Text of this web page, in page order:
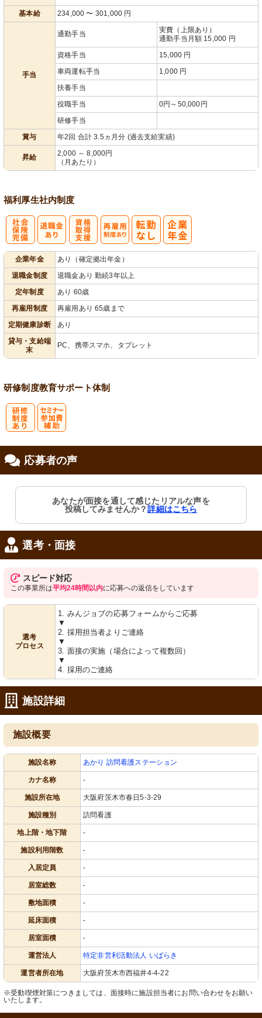
基本給 234,000 〜 301,000 円
手当
通勤手当
実費（上限あり）
通勤手当月額 15,000 円
資格手当
15,000 円
車両運転手当
1,000 円
扶養手当
役職手当
0円～50,000円
研修手当
賞与
年2回 合計 3.5ヵ月分 (過去支給実績)
昇給
2,000 ～ 8,000円
（月あたり）
福利厚生社内制度
企業年金
あり（確定拠出年金）
退職金制度
退職金あり 勤続3年以上
定年制度
あり 60歳
再雇用制度
再雇用あり 65歳まで
定期健康診断
あり
貸与・支給端
末
PC、携帯スマホ、タブレット
研修制度教育サポート体制
応募者の声
あなたが面接を通して感じたリアルな声を
投稿してみませんか？詳細はこちら
選考・面接
スピード対応
この事業所は平均24時間以内に応募への返信をしています
選考
プロセス
1. みんジョブの応募フォームからご応募
▼
2. 採用担当者よりご連絡
▼
3. 面接の実施（場合によって複数回）
▼
4. 採用のご連絡
施設詳細
施設概要
施設名称 あかり 訪問看護ステーション
カナ名称 -
施設所在地 大阪府茨木市春日5-3-29
施設種別 訪問看護
地上階・地下階 -
施設利用階数 -
入居定員 -
居室総数 -
敷地面積 -
延床面積 -
居室面積 -
運営法人 特定非営利活動法人 いばらき
運営者所在地 大阪府茨木市西福井4-4-22
※受動喫煙対策につきましては、面接時に施設担当者にお問い合わせをお願い
いたします。